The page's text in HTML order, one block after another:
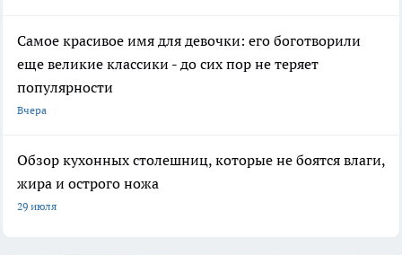
Самое красивое имя для девочки: его боготворили
еще великие классики - до сих пор не теряет
популярности
Вчера
Обзор кухонных столешниц, которые не боятся влаги,
жира и острого ножа
29 июля